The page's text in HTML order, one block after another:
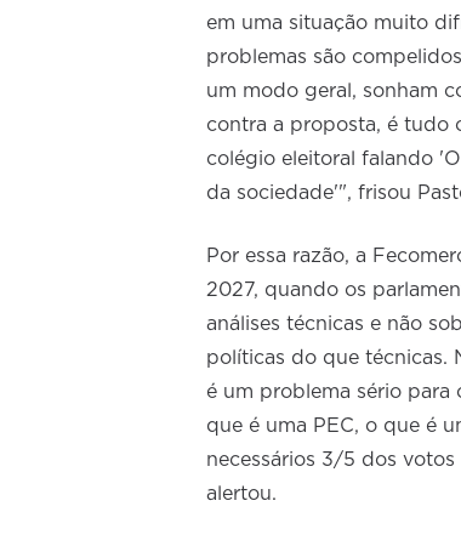
em uma situação muito
problemas são
um modo geral, sonham
contra a proposta, é tudo
colégio eleitoral falando
da sociedade'", frisou
Por essa razão, a
2027, quando os
análises técnicas e não
políticas do que técnicas.
é um problema sério para
que é uma PEC, o que é
necessários 3/5 dos
alertou.